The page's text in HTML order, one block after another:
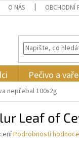
O NÁS OBCHODNÍ
Pečivo a
nepřebal 100x2g
Leaf of
Podrobnosti